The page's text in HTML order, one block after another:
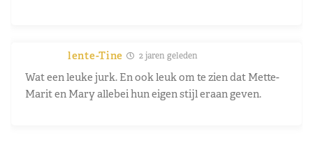
lente-Tine 2 jaren geleden
Wat een leuke jurk. En ook leuk om te zien dat Mette-
Marit en Mary allebei hun eigen stijl eraan geven.